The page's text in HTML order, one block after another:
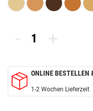
- +
ONLINE BESTELLEN
1-2 Wochen Lieferzeit